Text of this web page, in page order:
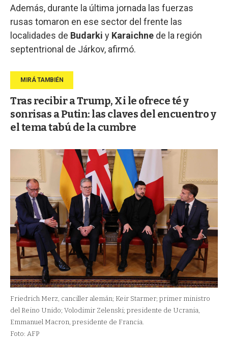
Además, durante la última jornada las fuerzas
rusas tomaron en ese sector del frente las
localidades de Budarki y Karaichne de la región
septentrional de Járkov, afirmó.
Tras recibir a Trump, Xi le ofrece té y
sonrisas a Putin: las claves del encuentro y
el tema tabú de la cumbre
Friedrich Merz, canciller alemán; Keir Starmer; primer ministro
del Reino Unido; Volodimir Zelenski; presidente de Ucrania,
Emmanuel Macron, presidente de Francia.
Foto: AFP